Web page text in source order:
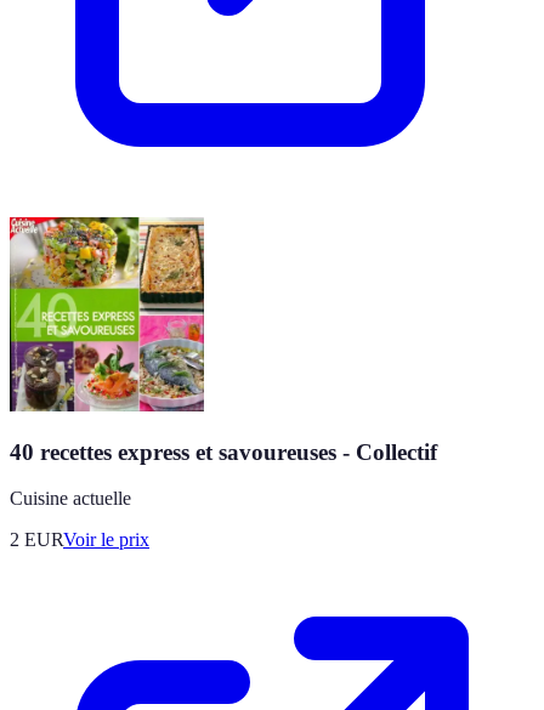
40 recettes express et savoureuses - Collectif
Cuisine actuelle
2 EURVoir le prix